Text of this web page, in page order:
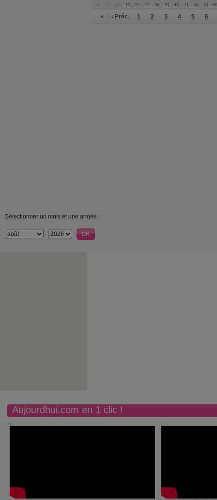
« 1 - 10 11 - 20 21 - 30 31 - 40 41 - 50 51 -
« ‹ Préc. 1 2 3 4 5 6
Sélectionner un mois et une année :
Aujourdhui.com en 1 clic !